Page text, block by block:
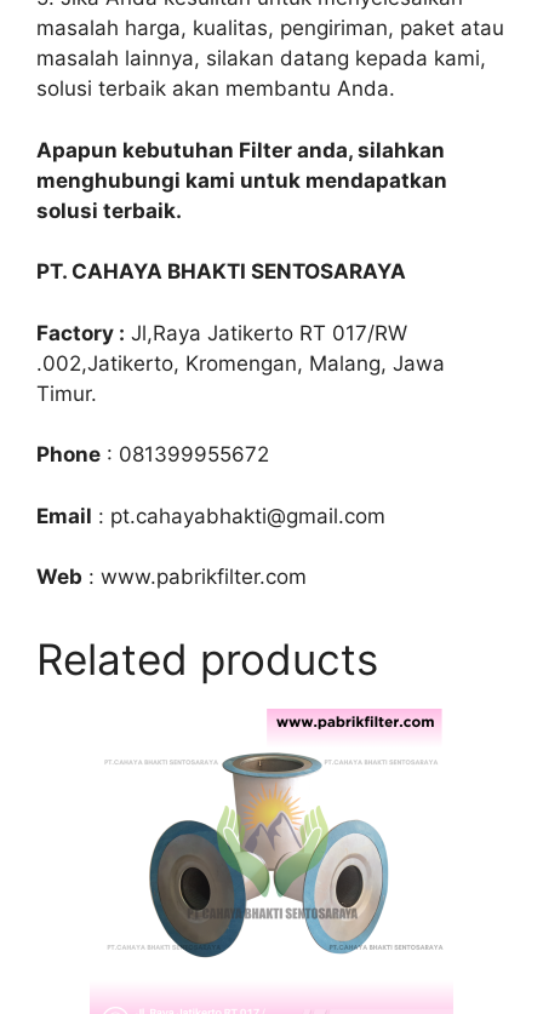
masalah harga, kualitas, pengiriman, paket atau
masalah lainnya, silakan datang kepada kami,
solusi terbaik akan membantu Anda.
Apapun kebutuhan Filter anda, silahkan
menghubungi kami untuk mendapatkan
solusi terbaik.
PT. CAHAYA BHAKTI SENTOSARAYA
Factory : Jl,Raya Jatikerto RT 017/RW
.002,Jatikerto, Kromengan, Malang, Jawa
Timur.
Phone : 081399955672
Email : pt.cahayabhakti@gmail.com
Web : www.pabrikfilter.com
Related products